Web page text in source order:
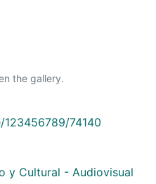
the gallery.
74140
y Cultural - Audiovisual